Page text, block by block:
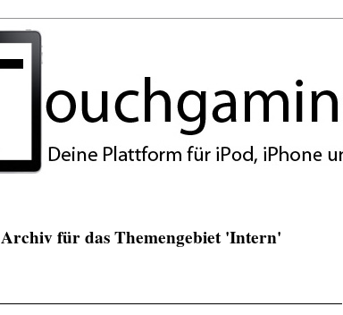
Archiv für das Themengebiet 'Intern'